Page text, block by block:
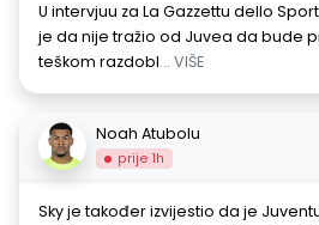
U intervjuu za La Gazzettu dello
je da nije tražio od Juvea da bude
teškom razdobl... VIŠE
Noah Atubolu
prije 1h
Sky je također izvijestio da je